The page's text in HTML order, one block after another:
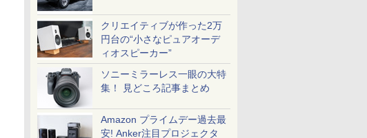
クリエイティブが作った2万
円台の“小さなピュアオーデ
ィオスピーカー”
ソニーミラーレス一眼の大特
集！ 見どころ記事まとめ
Amazon プライムデー過去最
安! Anker注目プロジェクタ